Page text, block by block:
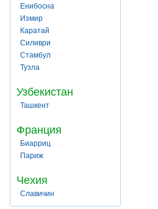
Енибосна
Измир
Каратай
Силиври
Стамбул
Тузла
Узбекистан
Ташкент
Франция
Биарриц
Париж
Чехия
Славичин